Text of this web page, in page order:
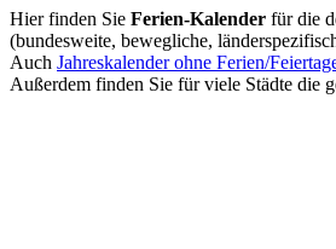
Hier finden Sie Ferien-Kalender für die
(bundesweite, bewegliche,
Auch Jahreskalender ohne Ferien/
Außerdem finden Sie für viele Städte die